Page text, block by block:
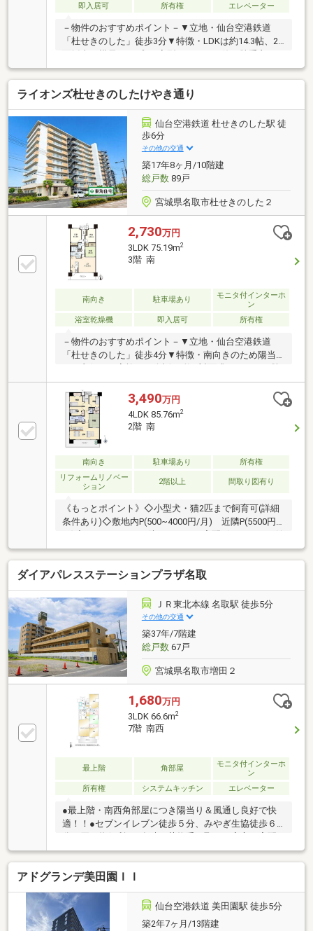
即入居可
所有権 エレベーター
－物件のおすすめポイント－▼立地・仙台空港鉄道
「杜せきのした」徒歩3分▼特徴・LDKは約14.3帖、2
面採光の横長タイプ・L字型キッチンは使い勝手良
好・リビング横に足をのばしてくつろげる和室有・室
内随所に収納スペースを確保・浴室は1418サイズ・ペ
ット飼育可能(規約制限有)▼設備・オートロック・宅
配ボックス・令和8年6月給湯器新規交換済▼周辺環
境・イオンモール名取 徒歩6分(約420m)・ミニストッ
プ名取せきのした店 徒歩3分(約190m)■ ご希望の住ま
い探しをお手伝いします ━━━━━・・・物件の詳
細・ご相談はお気軽にお問い合わせください。
ライオンズ杜せきのしたけやき通り
仙台空港鉄道 杜せきのした駅 徒
歩6分
その他の交通
築17年8ヶ月/10階建
総戸数89戸
宮城県名取市杜せきのした２
2,730万円
3LDK 75.19m2
3階 南
南向き 駐車場あり
モニタ付インターホ
ン
浴室乾燥機
即入居可 所有権
－物件のおすすめポイント－▼立地・仙台空港鉄道
「杜せきのした」徒歩4分▼特徴・南向きのため陽当
手口付・室内随所に収納スペースを確保・開放感のあ
るワイドバルコニー▼設備・食洗機・追い焚き機能・
浴室暖房乾燥機・TVモニタ付インターホン・オートロ
ック・宅配BOX▼周辺環境・イオンモール名取 徒歩6
分(約440m)・名取市立増田小学校 徒歩10分(約
750m)・名取市立増田中学校 徒歩5分(約400m)■ ご希
望の住まい探しをお手伝いします ━━━━━・・・物
件の詳細・ご相談はお気軽にお問い合わせください。
3,490万円
4LDK 85.76m2
2階 南
南向き 駐車場あり
所有権
リフォームリノベー
ション
2階以上 間取り図有り
《もっとポイント》◇小型犬・猫2匹まで飼育可(詳細
条件あり)◇敷地内P(500~4000円/月) 近隣P(5500円/
内設備有◇完成前のお問い合わせもお気軽にどうぞ+
《教育環境》＊名取市立増田小学校 徒歩約12分＊名
取市立増田中学校 徒歩約5分＊なとり認定こども
園 徒歩約10分《生活環境》＊ミニストップ名取せき
のした店 徒歩約4分＊薬王堂名取杜せきのした店
徒歩約5分＊イオンモール名取 徒歩約7分＊名取市役
所 徒歩約8分
ダイアパレスステーションプラザ名取
ＪＲ東北本線 名取駅 徒歩5分
その他の交通
築37年/7階建
総戸数67戸
宮城県名取市増田２
1,680万円
3LDK 66.6m2
7階 南西
最上階 角部屋
モニタ付インターホ
ン
所有権
システムキッチン エレベーター
●最上階・南西角部屋につき陽当り＆風通し良好で快
適！！●セブンイレブン徒歩５分、みやぎ生協徒歩６
ボックス完備♪●増田小学校まで徒歩７分、子育て世帯
にもおすすめ♪●防犯面でも安心のモニタ付インターホ
ン完備
アドグランデ美田園ＩＩ
仙台空港鉄道 美田園駅 徒歩5分
築2年7ヶ月/13階建